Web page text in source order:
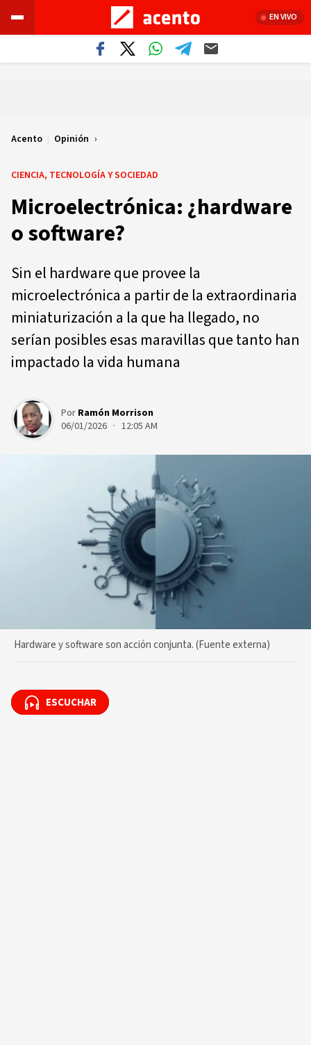
EN VIVO
Acento | Opinión
CIENCIA, TECNOLOGÍA Y SOCIEDAD
Microelectrónica: ¿hardware
o software?
Sin el hardware que provee la
microelectrónica a partir de la extraordinaria
miniaturización a la que ha llegado, no
serían posibles esas maravillas que tanto han
impactado la vida humana
Por Ramón Morrison
06/01/2026 · 12:05 AM
Hardware y software son acción conjunta. (Fuente externa)
ESCUCHAR
ESCUCHAR